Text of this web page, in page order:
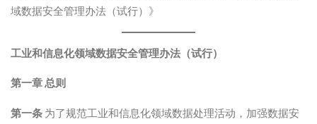
域数据安全管理办法（试行）》
工业和信息化领域数据安全管理办法（试行）
第一章 总则
第一条 为了规范工业和信息化领域数据处理活动，加强数据安